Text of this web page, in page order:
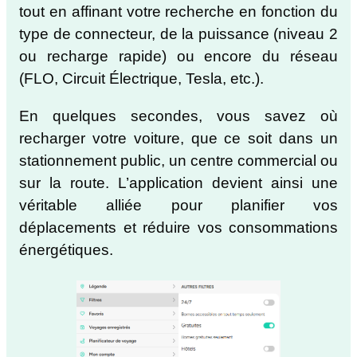
tout en affinant votre recherche en fonction du
type de connecteur, de la puissance (niveau 2
ou recharge rapide) ou encore du réseau
(FLO, Circuit Électrique, Tesla, etc.).
En quelques secondes, vous savez où
recharger votre voiture, que ce soit dans un
stationnement public, un centre commercial ou
sur la route. L’application devient ainsi une
véritable alliée pour planifier vos
déplacements et réduire vos consommations
énergétiques.